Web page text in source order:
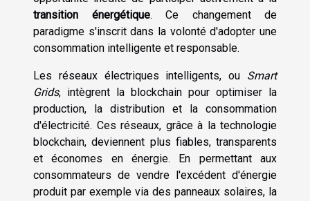
transition énergétique. Ce changement de
paradigme s'inscrit dans la volonté d'adopter une
consommation intelligente et responsable.
Les réseaux électriques intelligents, ou Smart
Grids, intègrent la blockchain pour optimiser la
production, la distribution et la consommation
d'électricité. Ces réseaux, grâce à la technologie
blockchain, deviennent plus fiables, transparents
et économes en énergie. En permettant aux
consommateurs de vendre l'excédent d'énergie
produit par exemple via des panneaux solaires, la